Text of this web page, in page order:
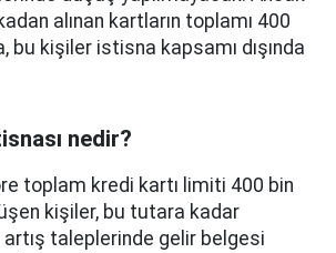
alınan kartların toplamı 400
bu kişiler istisna kapsamı dışında
nedir?
toplam kredi kartı limiti 400 bin
kişiler, bu tutara kadar
taleplerinde gelir belgesi